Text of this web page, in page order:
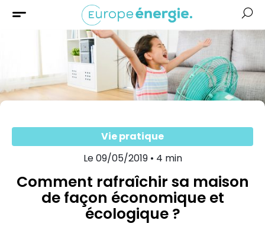
Vie pratique
Le 09/05/2019 • 4 min
Comment rafraîchir sa maison
de façon économique et
écologique ?
Chauffage Isolation
Aides &
Financement